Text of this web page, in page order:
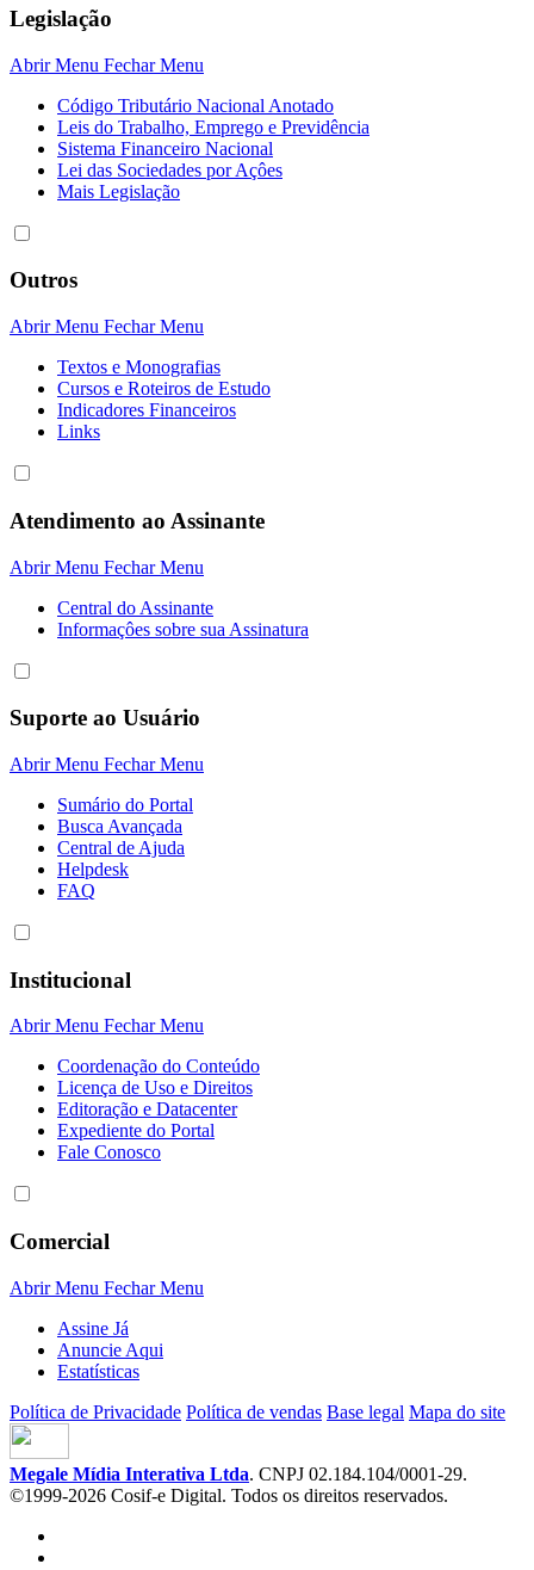
Legislação
Abrir Menu Fechar Menu
Código Tributário Nacional Anotado
Leis do Trabalho, Emprego e Previdência
Sistema Financeiro Nacional
Lei das Sociedades por Açôes
Mais Legislação
Outros
Abrir Menu Fechar Menu
Textos e Monografias
Cursos e Roteiros de Estudo
Indicadores Financeiros
Links
Atendimento ao Assinante
Abrir Menu Fechar Menu
Central do Assinante
Informaçôes sobre sua Assinatura
Suporte ao Usuário
Abrir Menu Fechar Menu
Sumário do Portal
Busca Avançada
Central de Ajuda
Helpdesk
FAQ
Institucional
Abrir Menu Fechar Menu
Coordenação do Conteúdo
Licença de Uso e Direitos
Editoração e Datacenter
Expediente do Portal
Fale Conosco
Comercial
Abrir Menu Fechar Menu
Assine Já
Anuncie Aqui
Estatísticas
Política de Privacidade Política de vendas Base legal Mapa do site
Megale Mídia Interativa Ltda. CNPJ 02.184.104/0001-29.
©1999-2026 Cosif-e Digital. Todos os direitos reservados.